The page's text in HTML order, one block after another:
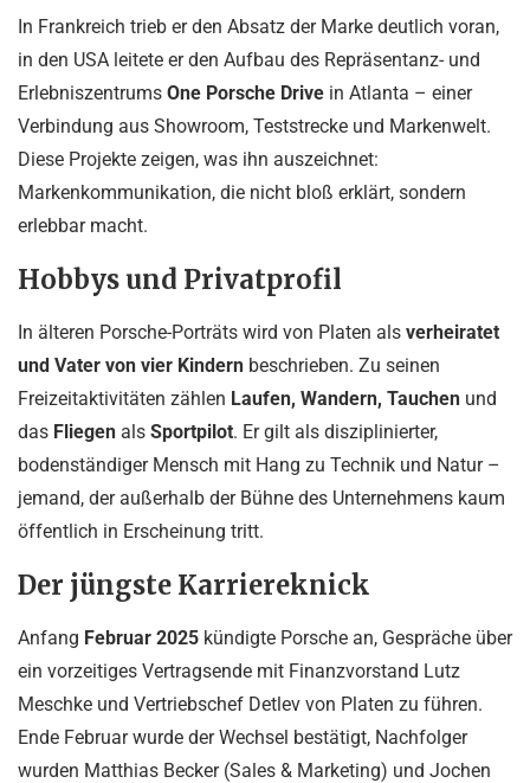
In Frankreich trieb er den Absatz der Marke deutlich voran,
in den USA leitete er den Aufbau des Repräsentanz- und
Erlebniszentrums One Porsche Drive in Atlanta – einer
Verbindung aus Showroom, Teststrecke und Markenwelt.
Diese Projekte zeigen, was ihn auszeichnet:
Markenkommunikation, die nicht bloß erklärt, sondern
erlebbar macht.
Hobbys und Privatprofil
In älteren Porsche-Porträts wird von Platen als verheiratet
und Vater von vier Kindern beschrieben. Zu seinen
Freizeitaktivitäten zählen Laufen, Wandern, Tauchen und
das Fliegen als Sportpilot. Er gilt als disziplinierter,
bodenständiger Mensch mit Hang zu Technik und Natur –
jemand, der außerhalb der Bühne des Unternehmens kaum
öffentlich in Erscheinung tritt.
Der jüngste Karriereknick
Anfang Februar 2025 kündigte Porsche an, Gespräche über
ein vorzeitiges Vertragsende mit Finanzvorstand Lutz
Meschke und Vertriebschef Detlev von Platen zu führen.
Ende Februar wurde der Wechsel bestätigt, Nachfolger
wurden Matthias Becker (Sales & Marketing) und Jochen